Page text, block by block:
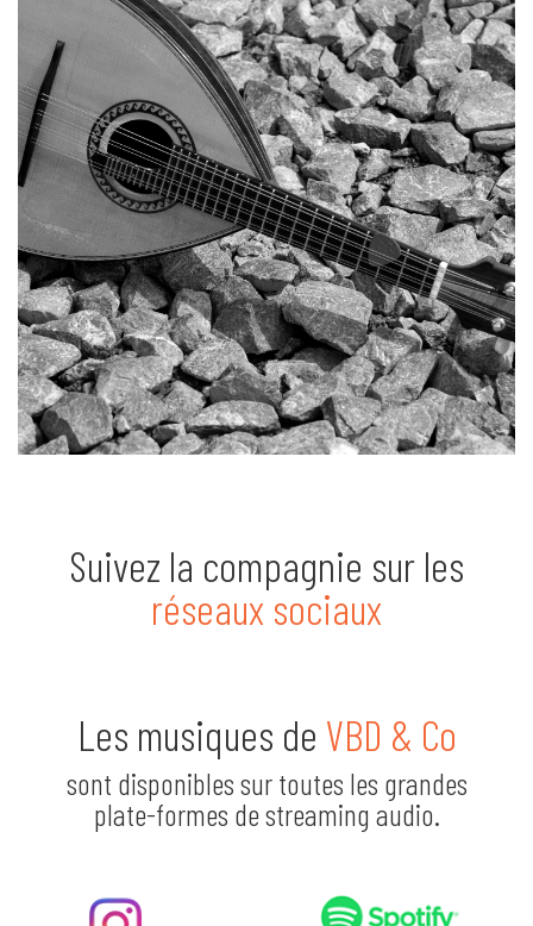
Suivez la compagnie sur les
réseaux sociaux
Les musiques de VBD & Co
sont disponibles sur toutes les grandes
plate-formes de streaming audio.